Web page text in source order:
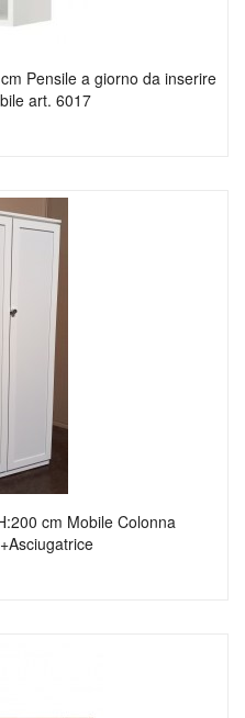
Pensile a giorno da inserire
art. 6017
cm Mobile Colonna